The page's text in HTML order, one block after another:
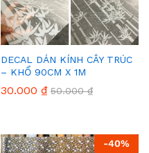
DECAL DÁN KÍNH CÂY TRÚC
– KHỔ 90CM X 1M
30.000 ₫ 50.000₫
-40%